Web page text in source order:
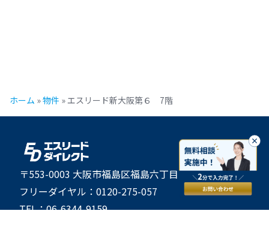
ホーム »物件 »エスリード新大阪第６ 7階
〒553-0003 大阪市福島区福島六丁目25番19号 6階
フリーダイヤル：0120-275-057
TEL：06-6344-9159